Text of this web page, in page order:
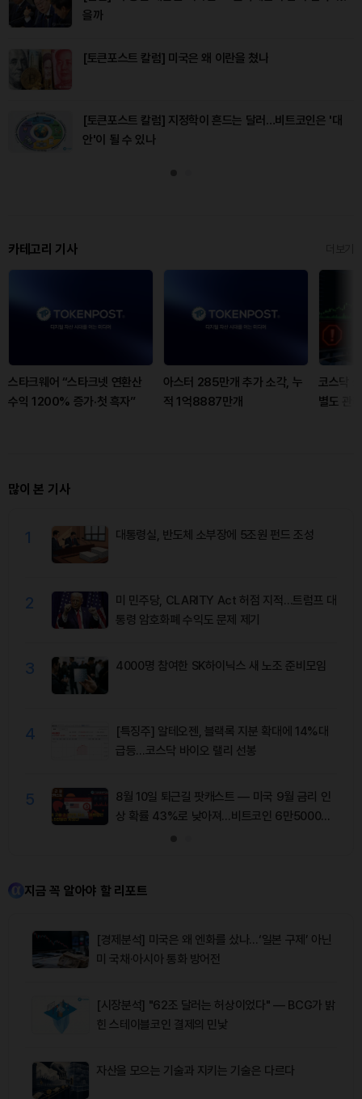
을까
[토큰포스트 칼럼] 미국은 왜 이란을 쳤나
[토큰포스트 칼럼] 지정학이 흔드는 달러…비트코인은 '대
안'이 될 수 있나
카테고리 기사
스타크웨어 “스타크넷 연환산
수익 1200% 증가·첫 흑자”
아스터 285만개 추가 소각, 누
적 1억8887만개
코스닥
별도 관
많이 본 기사
1 대통령실, 반도체 소부장에 5조원 펀드 조성
2
미 민주당, CLARITY Act 허점 지적…트럼프 대
통령 암호화폐 수익도 문제 제기
3 4000명 참여한 SK하이닉스 새 노조 준비모임
4
[특징주] 알테오젠, 블랙록 지분 확대에 14%대
급등…코스닥 바이오 랠리 선봉
5
8월 10일 퇴근길 팟캐스트 — 미국 9월 금리 인
상 확률 43%로 낮아져…비트코인 6만5000달
지금 꼭 알아야 할 리포트
[경제분석] 미국은 왜 엔화를 샀나…‘일본 구제’ 아닌
미 국채·아시아 통화 방어전
[시장분석] "62조 달러는 허상이었다" — BCG가 밝
힌 스테이블코인 결제의 민낯
자산을 모으는 기술과 지키는 기술은 다르다